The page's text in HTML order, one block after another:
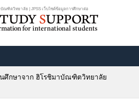
ณฑิตวิทยาลัย | JPSS เว็บไซต์ข้อมูลการศึกษาต่อ
นศึกษาจาก ฮิโรชิมาบัณฑิตวิทยาลัย